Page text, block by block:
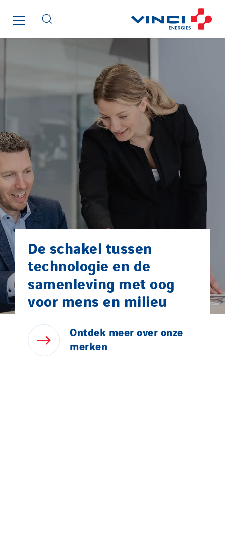
De schakel tussen
technologie en de
samenleving met oog
voor mens en milieu
Ontdek meeroveronze
merken